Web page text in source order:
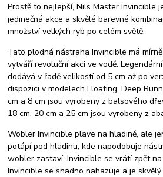
Prostě to nejlepší, Nils Master Invincible
jedinečná akce a skvělé barevné
množství velkých ryb po celém světě.
Tato plodná nástraha Invincible má
vytváří revoluční akci ve vodě.
dodává v řadě velikostí od 5 cm až po
dispozici v modelech Floating, Deep
cm a 8 cm jsou vyrobeny z balsového
18 cm, 20 cm a 25 cm jsou vyrobeny z
Wobler Invincible plave na hladině, ale
potápí pod hladinu, kde napodobuje
wobler zastaví, Invincible se vrátí zpět
Invincible se snadno nahazuje a je